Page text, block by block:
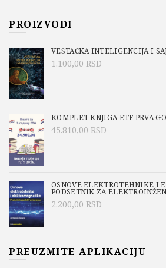
PROIZVODI
VEŠTAČKA INTELIGENCIJA I
1.100,00 RSD
KOMPLET KNJIGA ETF PRVA
45.810,00 RSD
OSNOVE ELEKTROTEHNIKE I
PODSETNIK ZA
2.200,00 RSD
PREUZMITE APLIKACIJU